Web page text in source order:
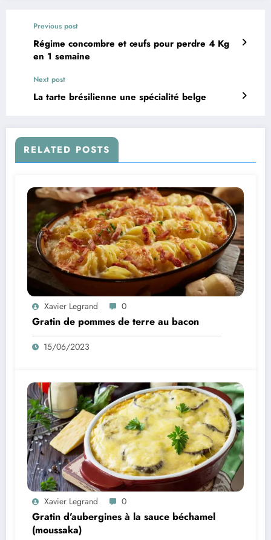
Previous post
Régime concombre et œufs pour perdre 4 Kg
en 1 semaine
Next post
La tarte brésilienne une spécialité belge
RELATED POSTS
Xavier Legrand 0
Gratin de pommes de terre au bacon
15/06/2023
Xavier Legrand 0
Gratin d’aubergines à la sauce béchamel
(moussaka)